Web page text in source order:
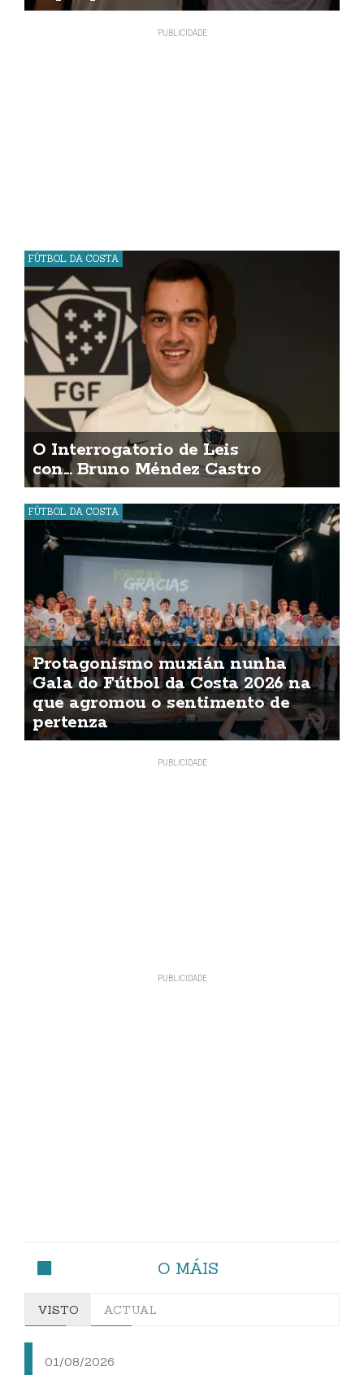
FÚTBOL DA COSTA
O Interrogatorio de Leis
con... Bruno Méndez Castro
FÚTBOL DA COSTA
Protagonismo muxián nunha
Gala do Fútbol da Costa 2026 na
que agromou o sentimento de
pertenza
O MÁIS
VISTO ACTUAL
01/08/2026